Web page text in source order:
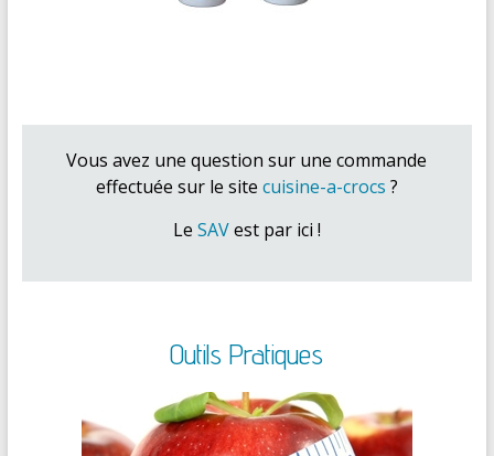
Vous avez une question sur une commande
effectuée sur le site cuisine-a-crocs ?
Le SAVest par ici !
Outils Pratiques